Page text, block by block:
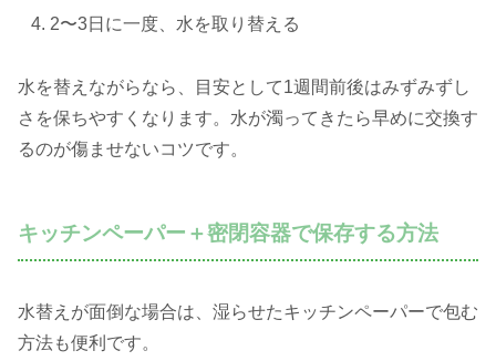
2〜3日に一度、水を取り替える
水を替えながらなら、目安として1週間前後はみずみずし
さを保ちやすくなります。水が濁ってきたら早めに交換す
るのが傷ませないコツです。
キッチンペーパー＋密閉容器で保存する方法
水替えが面倒な場合は、湿らせたキッチンペーパーで包む
方法も便利です。